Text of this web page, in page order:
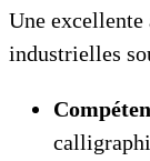
Une
industrielles